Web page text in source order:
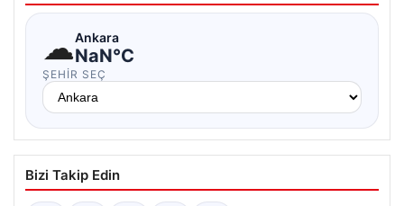
☁Ankara
NaN°C
ŞEHIR SEÇ
Bizi Takip Edin